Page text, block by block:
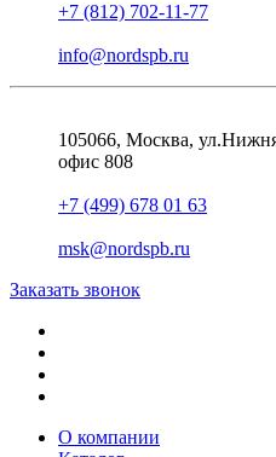
+7 (812) 702-11-77
info@nordspb.ru
105066, Москва,
офис 808
+7 (499) 678 01 63
msk@nordspb.ru
Заказать звонок
О компании